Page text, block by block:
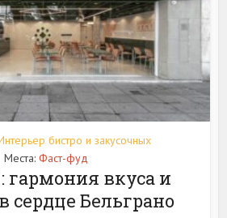
бистро и закусочных
Места: Фаст-фуд
гармония вкуса и
сердце Бельграно